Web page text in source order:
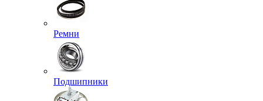
Ремни
Подшипники